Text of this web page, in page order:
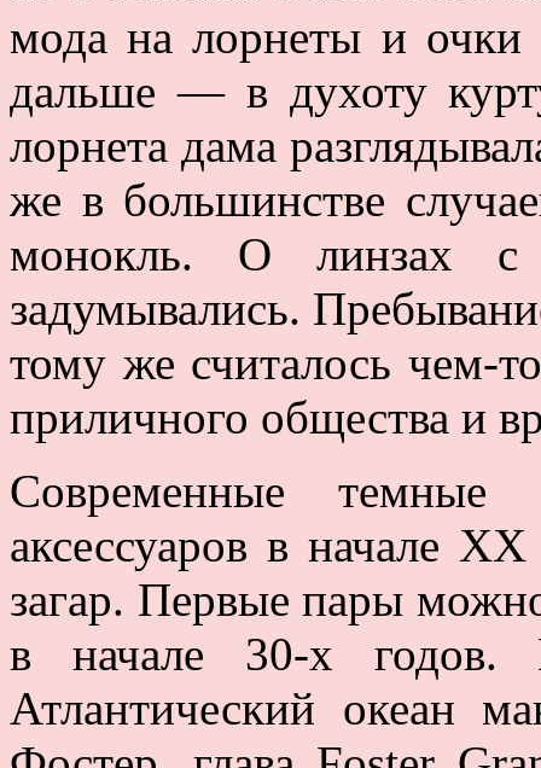
мода на лорнеты и очки
дальше — в духоту
лорнета дама
же в большинстве
монокль. О линзах с
задумывались.
тому же считалось чем-
приличного общества и
Современные
аксессуаров в начале
загар. Первые пары
в начале 30-х годов.
Атлантический океан